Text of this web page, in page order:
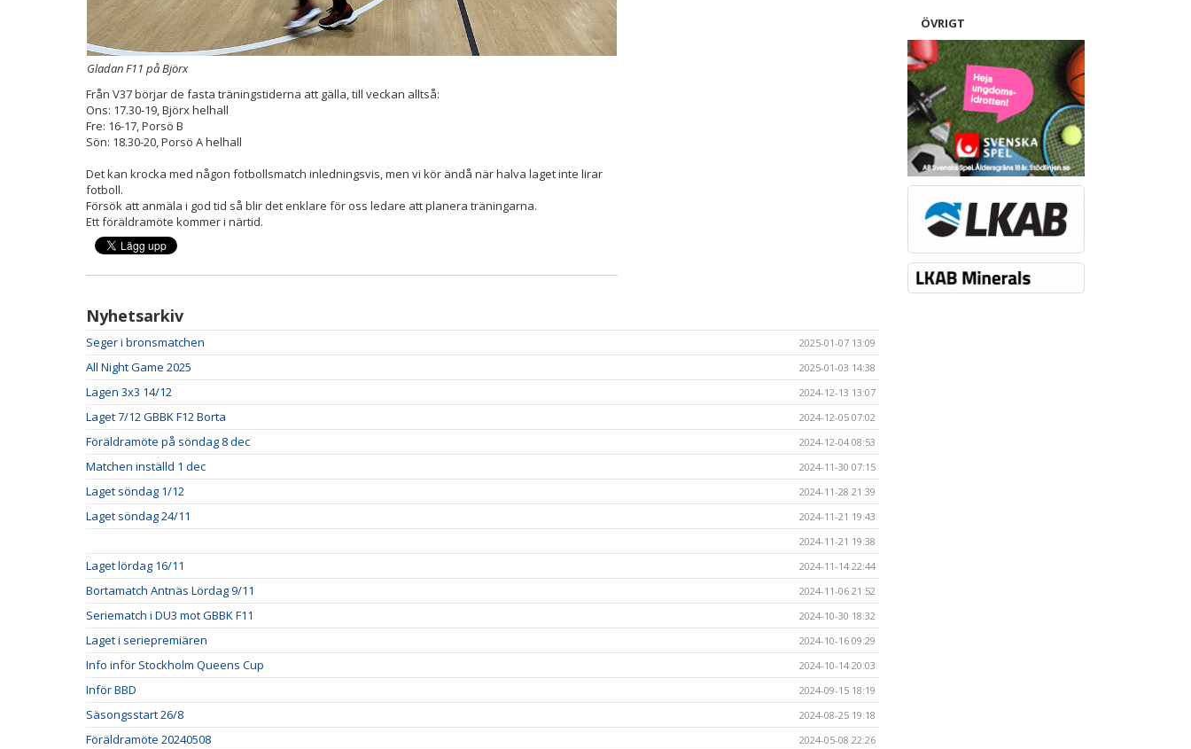
Gladan F11 på Björx
Från V37 börjar de fasta träningstiderna att gälla, till veckan alltså:
Ons: 17.30-19, Björx helhall
Fre: 16-17, Porsö B
Sön: 18.30-20, Porsö A helhall
Det kan krocka med någon fotbollsmatch inledningsvis, men vi kör ändå när halva laget inte lirar
fotboll.
Försök att anmäla i god tid så blir det enklare för oss ledare att planera träningarna.
Ett föräldramöte kommer i närtid.
Nyhetsarkiv
Seger i bronsmatchen 2025-01-07 13:09
All Night Game 2025 2025-01-03 14:38
Lagen 3x3 14/12 2024-12-13 13:07
Laget 7/12 GBBK F12 Borta 2024-12-05 07:02
Föräldramöte på söndag 8 dec 2024-12-04 08:53
Matchen inställd 1 dec 2024-11-30 07:15
Laget söndag 1/12 2024-11-28 21:39
Laget söndag 24/11
2024-11-21 19:43
2024-11-21 19:38
Laget lördag 16/11 2024-11-14 22:44
Bortamatch Antnäs Lördag 9/11 2024-11-06 21:52
Seriematch i DU3 mot GBBK F11 2024-10-30 18:32
Laget i seriepremiären 2024-10-16 09:29
Info inför Stockholm Queens Cup 2024-10-14 20:03
Inför BBD 2024-09-15 18:19
Säsongsstart 26/8 2024-08-25 19:18
Föräldramöte 20240508 2024-05-08 22:26
ÖVRIGT